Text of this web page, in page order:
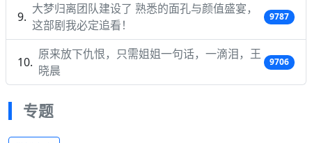
大梦归离团队建设了 熟悉的面孔与颜值盛宴，
这部剧我必定追看！
9787
原来放下仇恨，只需姐姐一句话，一滴泪，王
晓晨
9706
专题